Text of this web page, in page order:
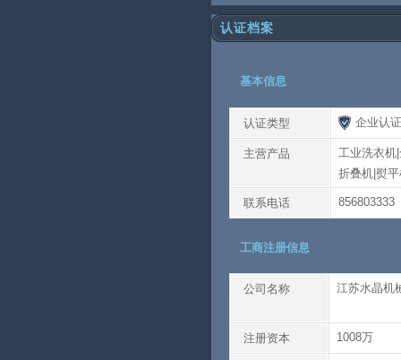
认证档案
基本信息
认证类型 企业认证
主营产品
工业洗衣机
折叠机|熨
联系电话 856803333
工商注册信息
公司名称 江苏水晶机
注册资本 1008万